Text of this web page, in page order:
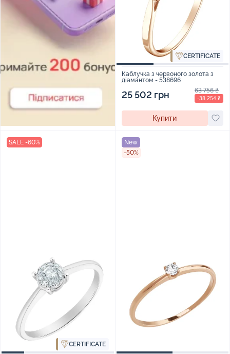
CERTIFICATE
Каблучка з червоного золота з
діамантом - 538696
25 502 грн 63 756 ₴
-38 254 ₴
Купити
SALE -60%
CERTIFICATE
New
-50%